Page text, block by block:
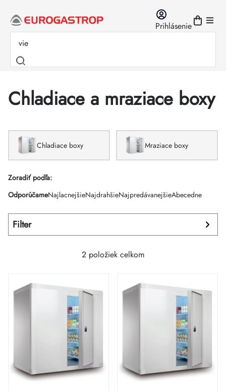
obsah
Prihlásenie
Chladiace a mraziace boxy
Chladiace boxy Mraziace boxy
Zoradiť podľa:
Radenie
produktov
OdporúčameNajlacnejšieNajdrahšieNajpredávanejšieAbecedne
Filter
2 položiek celkom
Výpis
produktov